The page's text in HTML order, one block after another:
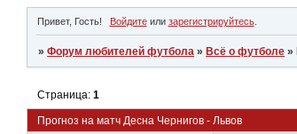
Привет, Гость! Войдитеили зарегистрируйтесь.
»Форум любителей футбола » Всё о футболе »
Прогноз на матч Десна Чернигов - Львов
Страница:1